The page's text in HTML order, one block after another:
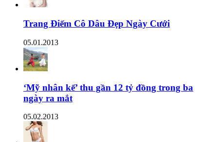
Trang Điểm Cô Dâu Đẹp Ngày Cưới
05.01.2013
‘Mỹ nhân kế’ thu gần 12 tỷ đồng trong ba
ngày ra mắt
05.02.2013